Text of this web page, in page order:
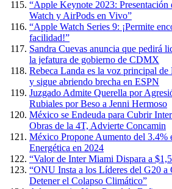
“Apple Keynote 2023:
Watch y AirPods en Vivo”
“Apple Watch Series 9: ¡Permite
facilidad!”
Sandra Cuevas anuncia que pedirá
la jefatura de gobierno de CDMX
Rebeca Landa es la voz principal
y sigue abriendo brecha en ESPN
Juzgado Admite Querella por
Rubiales por Beso a Jenni Hermoso
México se Endeuda para Cubrir
Obras de la 4T, Advierte Concamin
México Propone Aumento del 3.4%
Energética en 2024
“Valor de Inter Miami Dispara a
“ONU Insta a los Líderes del G20 a
Detener el Colapso Climático”